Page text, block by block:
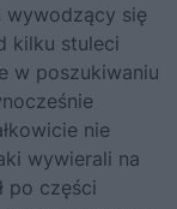
wywodzący się
kilku stuleci
w poszukiwaniu
nie
wywierali na
po części